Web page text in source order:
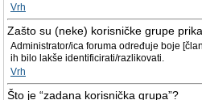
Vrh
Zašto su (neke) korisničke grupe
Administrator/ica foruma određuje boje
ih bilo lakše identificirati/razlikovati.
Vrh
Što je “zadana korisnička grupa”?